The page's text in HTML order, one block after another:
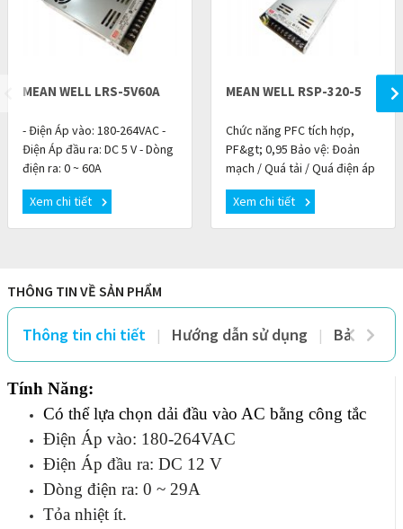
MEAN WELL LRS-5V60A
- Điện Áp vào: 180-264VAC -
Điện Áp đầu ra: DC 5 V - Dòng
điện ra: 0 ~ 60A
Xem chi tiết
MEAN WELL RSP-320-5
Chức năng PFC tích hợp,
PF&gt; 0,95 Bảo vệ: Đoản
mạch / Quá tải / Quá điện áp
/ Quá nhiệt DÒNG ĐIỆN ĐẦU
RA (A): 0 ~ 60AĐIỆN ÁP ĐẦU
RA (V) : 5V
Xem chi tiết
THÔNG TIN VỀ SẢN PHẨM
Thông tin chi tiết Hướng dẫn sử dụng Bảo
Tính Năng:
Có thể lựa chọn dải đầu vào AC bằng công tắc
Điện Áp vào: 180-264VAC
Điện Áp đầu ra: DC 12 V
Dòng điện ra: 0 ~ 29A
Tỏa nhiệt ít.